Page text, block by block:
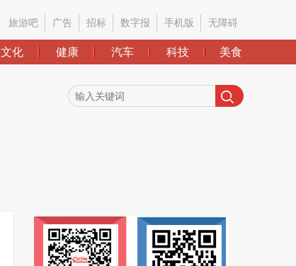
旅游吧 广告 招标 数字报 手机版 无障碍
文化 健康 汽车 科技 美食